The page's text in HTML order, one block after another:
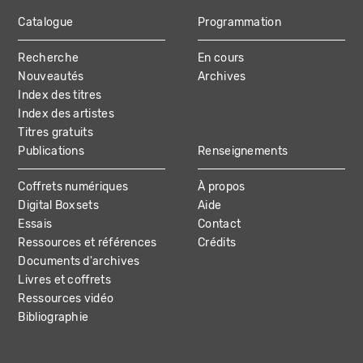
MAIN
NAVIGATION
Catalogue
Recherche
Nouveautés
Index des titres
Index des artistes
Titres gratuits
Programmation
En cours
Archives
Publications
Coffrets numériques
Digital Boxsets
Essais
Ressources et références
Documents d'archives
Livres et coffrets
Ressources vidéo
Bibliographie
Renseignements
À propos
Aide
Contact
Crédits